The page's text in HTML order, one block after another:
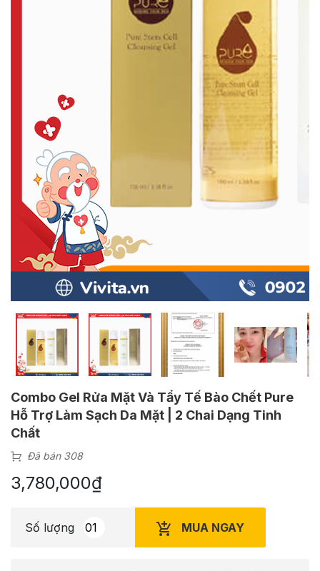
Combo Gel Rửa Mặt Và Tẩy Tế Bào Chết Pure
Hỗ Trợ Làm Sạch Da Mặt | 2 Chai Dạng Tinh
Chất
Đã bán 308
3,780,000₫
Số lượng MUA NGAY